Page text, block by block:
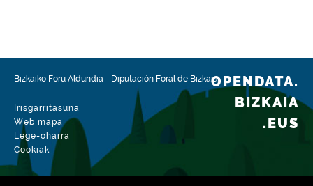
Bizkaiko Foru Aldundia - Diputación Foral de Bizkaia
Irisgarritasuna
Web mapa
Lege-oharra
Cookiak
OPENDATA.
BIZKAIA
.EUS